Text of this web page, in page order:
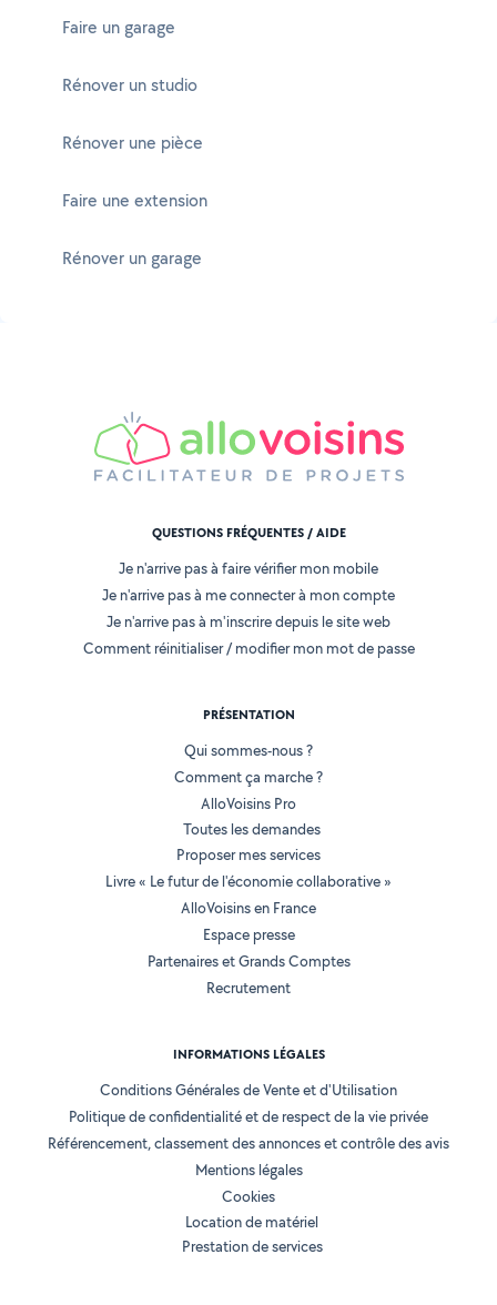
Faire un garage
Rénover un studio
Rénover une pièce
Faire une extension
Rénover un garage
QUESTIONS FRÉQUENTES / AIDE
Je n'arrive pas à faire vérifier mon mobile
Je n'arrive pas à me connecter à mon compte
Je n'arrive pas à m'inscrire depuis le site web
Comment réinitialiser / modifier mon mot de passe
PRÉSENTATION
Qui sommes-nous ?
Comment ça marche ?
AlloVoisins Pro
Toutes les demandes
Proposer mes services
Livre « Le futur de l'économie collaborative »
AlloVoisins en France
Espace presse
Partenaires et Grands Comptes
Recrutement
INFORMATIONS LÉGALES
Conditions Générales de Vente et d'Utilisation
Politique de confidentialité et de respect de la vie privée
Référencement, classement des annonces et contrôle des avis
Mentions légales
Cookies
Location de matériel
Prestation de services